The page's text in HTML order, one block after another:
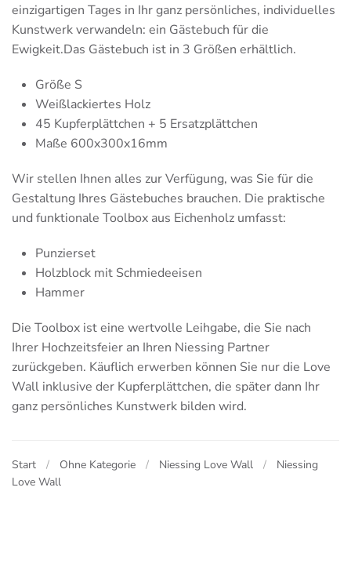
einzigartigen Tages in Ihr ganz persönliches, individuelles
Kunstwerk verwandeln: ein Gästebuch für die
Ewigkeit.Das Gästebuch ist in 3 Größen erhältlich.
Größe S
Weißlackiertes Holz
45 Kupferplättchen + 5 Ersatzplättchen
Maße 600x300x16mm
Wir stellen Ihnen alles zur Verfügung, was Sie für die
Gestaltung Ihres Gästebuches brauchen. Die praktische
und funktionale Toolbox aus Eichenholz umfasst:
Punzierset
Holzblock mit Schmiedeeisen
Hammer
Die Toolbox ist eine wertvolle Leihgabe, die Sie nach
Ihrer Hochzeitsfeier an Ihren Niessing Partner
zurückgeben. Käuflich erwerben können Sie nur die Love
Wall inklusive der Kupferplättchen, die später dann Ihr
ganz persönliches Kunstwerk bilden wird.
Start Ohne Kategorie Niessing Love Wall
Niessing
Love Wall